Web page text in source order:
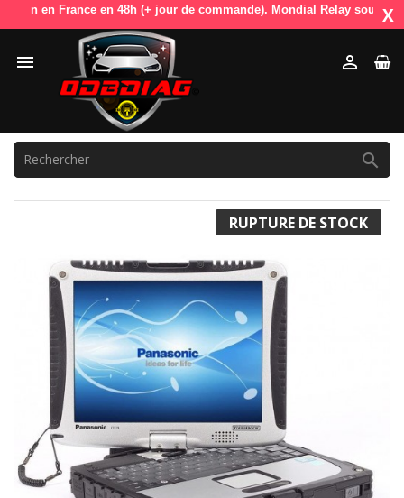
en France en 48h (+ jour de commande). Mondial Relay sous X
 

PROMO !
RUPTURE DE STOCK